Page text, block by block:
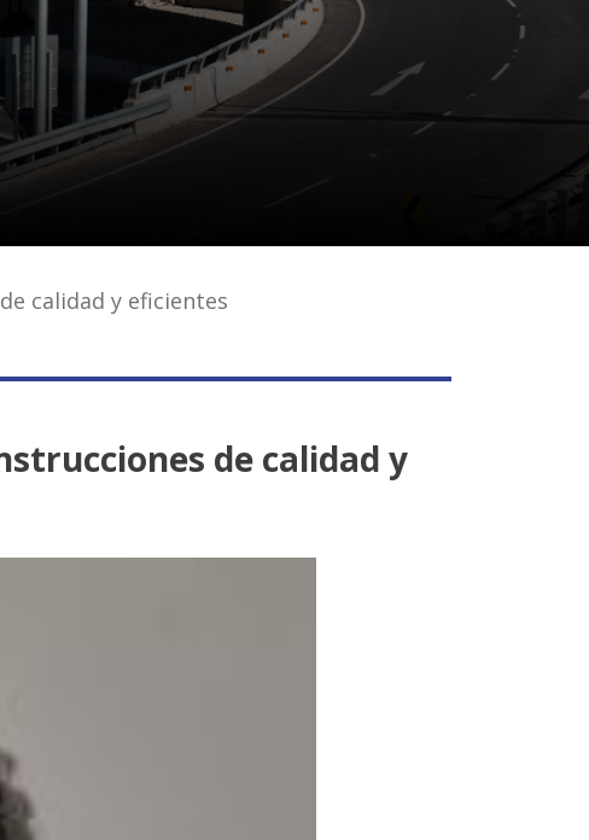
calidad y eficientes
de calidad y